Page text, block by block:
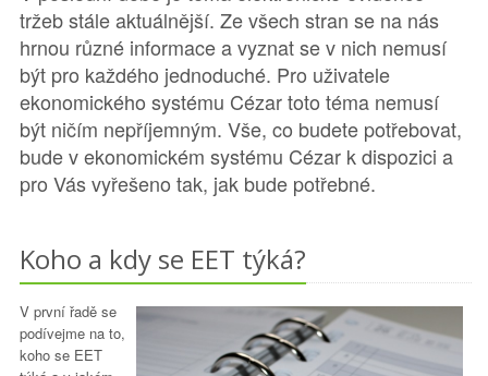
tržeb stále aktuálnější. Ze všech stran se na nás
hrnou různé informace a vyznat se v nich nemusí
být pro každého jednoduché. Pro uživatele
ekonomického systému Cézar toto téma nemusí
být ničím nepříjemným. Vše, co budete potřebovat,
bude v ekonomickém systému Cézar k dispozici a
pro Vás vyřešeno tak, jak bude potřebné.
Koho a kdy se EET týká?
V první řadě se
podívejme na to,
koho se EET